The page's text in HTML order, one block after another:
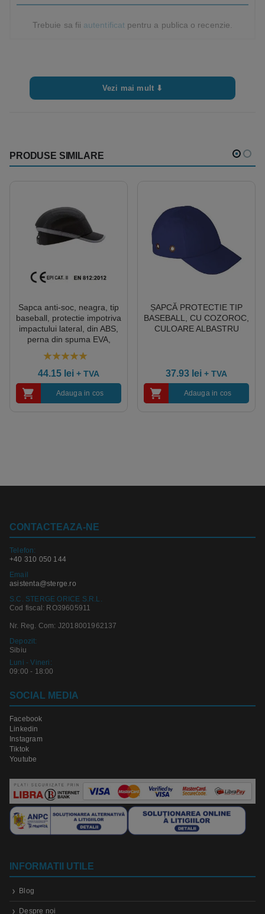
Trebuie sa fii autentificatpentru a publica o recenzie.
Vezi mai mult ⬇
PRODUSE SIMILARE
Sapca anti-soc, neagra, tip
baseball, protectie impotriva
impactului lateral, din ABS,
perna din spuma EVA,
ventilatie laterala, cozoroc
mediu – 5cm, elemente
reflectorizante
44.15 lei + TVA
Adauga in cos
ȘAPCĂ PROTECTIE TIP
BASEBALL, CU COZOROC,
CULOARE ALBASTRU
37.93 lei + TVA
Adauga in cos
CONTACTEAZA-NE
Telefon:
+40 310 050 144
Email
asistenta@sterge.ro
S.C. STERGE ORICE S.R.L.
Cod fiscal: RO39605911
Nr. Reg. Com: J2018001962137
Depozit:
Sibiu
Luni - Vineri:
09:00 - 18:00
SOCIAL MEDIA
Facebook
Linkedin
Instagram
Tiktok
Youtube
INFORMATII UTILE
Blog
Despre noi